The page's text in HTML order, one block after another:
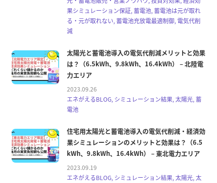
果シミュレーション保証, 蓄電池, 蓄電池は元が取れ
る・元が取れない, 蓄電池充放電最適制御, 電気代削
減
太陽光と蓄電池導入の電気代削減メリットと効果
は？（6.5kWh、9.8kWh、16.4kWh） – 北陸電
力エリア
2023.09.26
エネがえるBLOG, シミュレーション結果, 太陽光, 蓄
電池
住宅用太陽光と蓄電池導入の電気代削減・経済効
果シミュレーションのメリットと効果は？（6.5
kWh、9.8kWh、16.4kWh） – 東北電力エリア
2023.09.19
エネがえるBLOG, シミュレーション結果, 太陽光, 太